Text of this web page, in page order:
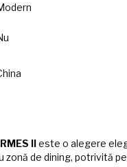
IIeste o alegere
zonă de dining, potrivită